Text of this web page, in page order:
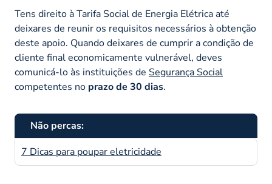
Tens direito à Tarifa Social de Energia Elétrica até
deixares de reunir os requisitos necessários à obtenção
deste apoio. Quando deixares de cumprir a condição de
cliente final economicamente vulnerável, deves
comunicá-lo às instituições de Segurança Social
competentes no prazo de 30 dias.
Não percas:
7 Dicas para poupar eletricidade